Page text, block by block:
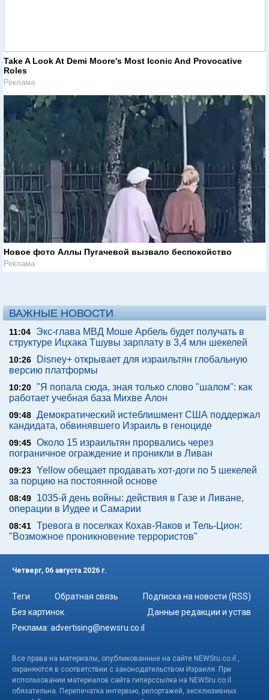
Take A Look At Demi Moore's Most Iconic And Provocative
Roles
Реклама
Новое фото Аллы Пугачевой вызвало беспокойство
Реклама
ВАЖНЫЕ НОВОСТИ
11:04
Экс-глава МВД Моше Арбель будет получать в
структуре Ицхака Тшувы зарплату в 3,4 млн шекелей
10:26
Disney+ открывает для израильтян глобальную
версию платформы
10:20 "Я попала сюда, зная только слово "шалом": как
работает учебная база Михве Алон
09:48 Демократический истеблишмент США поддержал
кандидата, обвинявшего Израиль в геноциде
09:45 Около 15 израильтян прорвались через
пограничное ограждение и проникли в Ливан
09:23 Yellow обещает продавать хот-доги по 5 шекелей
за порцию на постоянной основе
08:49
1035-й день войны: действия в Газе и Ливане,
операции в Иудее и Самарии
08:41 Тревога в поселках Кохав-Яаков и Тель-Цион:
"Возможное проникновение террористов"
Четверг, 06 августа 2026 г.
Теги Обратная связь
Подписка на новости (RSS)
Без картинок
Данные редакции и устав
Реклама: advertising@newsru.co.il
Все права на материалы, опубликованные на сайте NEWSru.co.il ,
охраняются в соответствии с законодательством Израиля. При
использовании материалов сайта гиперссылка на NEWSru.co.il
обязательна. Перепечатка интервью, репортажей, эксклюзивных